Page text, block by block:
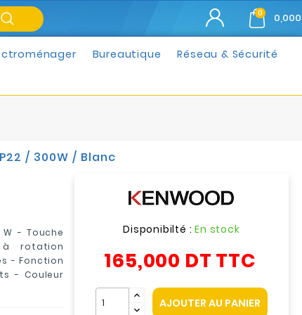
0
Bureautique Réseau & Sécurité
/ 300W / Blanc
W - Touche
rotation
- Fonction
- Couleur
Disponibilté :En stock
165,000 DT TTC
AJOUTER AU PANIER